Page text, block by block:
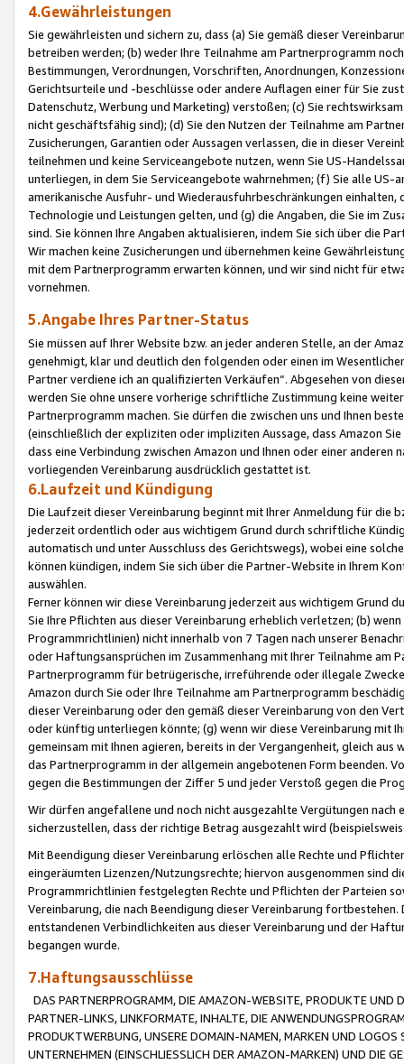
4.Gewährleistungen
Sie gewährleisten und sichern zu, dass (a) Sie gemäß dieser
betreiben werden; (b) weder Ihre Teilnahme am Partnerprogramm
Bestimmungen, Verordnungen, Vorschriften, Anordnungen,
Gerichtsurteile und -beschlüsse oder andere Auflagen einer für Sie
Datenschutz, Werbung und Marketing) verstoßen; (c) Sie
nicht geschäftsfähig sind); (d) Sie den Nutzen der Teilnahme am
Zusicherungen, Garantien oder Aussagen verlassen, die in dieser
teilnehmen und keine Serviceangebote nutzen, wenn Sie US-
unterliegen, in dem Sie Serviceangebote wahrnehmen; (f) Sie alle
amerikanische Ausfuhr- und Wiederausfuhrbeschränkungen
Technologie und Leistungen gelten, und (g) die Angaben, die Sie im
sind. Sie können Ihre Angaben aktualisieren, indem Sie sich über die
Wir machen keine Zusicherungen und übernehmen keine
mit dem Partnerprogramm erwarten können, und wir sind nicht für
vornehmen.
5.Angabe Ihres Partner-Status
Sie müssen auf Ihrer Website bzw. an jeder anderen Stelle, an der
genehmigt, klar und deutlich den folgenden oder einen im
Partner verdiene ich an qualifizierten Verkäufen“. Abgesehen von
werden Sie ohne unsere vorherige schriftliche Zustimmung keine
Partnerprogramm machen. Sie dürfen die zwischen uns und Ihnen
(einschließlich der expliziten oder impliziten Aussage, dass Amazon
dass eine Verbindung zwischen Amazon und Ihnen oder einer
vorliegenden Vereinbarung ausdrücklich gestattet ist.
6.Laufzeit und Kündigung
Die Laufzeit dieser Vereinbarung beginnt mit Ihrer Anmeldung für die
jederzeit ordentlich oder aus wichtigem Grund durch schriftliche
automatisch und unter Ausschluss des Gerichtswegs), wobei eine
können kündigen, indem Sie sich über die Partner-Website in Ihrem
auswählen.
Ferner können wir diese Vereinbarung jederzeit aus wichtigem Grund
Sie Ihre Pflichten aus dieser Vereinbarung erheblich verletzen; (b)
Programmrichtlinien) nicht innerhalb von 7 Tagen nach unserer
oder Haftungsansprüchen im Zusammenhang mit Ihrer Teilnahme am
Partnerprogramm für betrügerische, irreführende oder illegale
Amazon durch Sie oder Ihre Teilnahme am Partnerprogramm
dieser Vereinbarung oder den gemäß dieser Vereinbarung von den
oder künftig unterliegen könnte; (g) wenn wir diese Vereinbarung mit
gemeinsam mit Ihnen agieren, bereits in der Vergangenheit, gleich
das Partnerprogramm in der allgemein angebotenen Form beenden.
gegen die Bestimmungen der Ziffer 5 und jeder Verstoß gegen die
Wir dürfen angefallene und noch nicht ausgezahlte Vergütungen
sicherzustellen, dass der richtige Betrag ausgezahlt wird
Mit Beendigung dieser Vereinbarung erlöschen alle Rechte und
eingeräumten Lizenzen/Nutzungsrechte; hiervon ausgenommen sind
Programmrichtlinien festgelegten Rechte und Pflichten der Parteien
Vereinbarung, die nach Beendigung dieser Vereinbarung
entstandenen Verbindlichkeiten aus dieser Vereinbarung und der
begangen wurde.
7.Haftungsausschlüsse
DAS PARTNERPROGRAMM, DIE AMAZON-WEBSITE, PRODUKTE UND
PARTNER-LINKS, LINKFORMATE, INHALTE, DIE
PRODUKTWERBUNG, UNSERE DOMAIN-NAMEN, MARKEN UND
UNTERNEHMEN (EINSCHLIESSLICH DER AMAZON-MARKEN) UND DIE